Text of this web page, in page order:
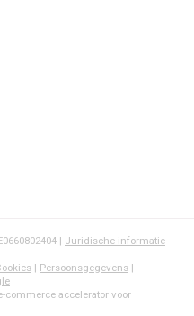
| Juridische informatie
| Persoonsgegevens |
commerce accelerator voor